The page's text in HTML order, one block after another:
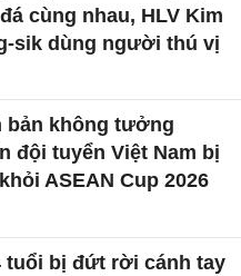
cùng nhau, HLV Kim
sik dùng người thú vị
bản không tưởng
đội tuyển Việt Nam bị
ASEAN Cup 2026
tuổi bị đứt rời cánh tay